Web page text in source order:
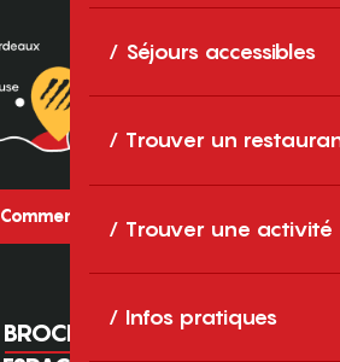
Séjours accessibles
Trouver un
Trouver une activité
Infos pratiques
Comment venir ?
BROCHURES